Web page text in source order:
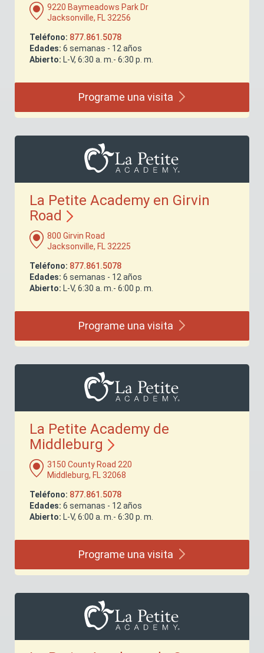
9220 Baymeadows Park Dr
Jacksonville, FL 32256
Teléfono: 877.861.5078
Edades: 6 semanas - 12 años
Abierto: L-V, 6:30 a. m.- 6:30 p. m.
Programe una visita
La Petite Academy en Girvin
Road
800 Girvin Road
Jacksonville, FL 32225
Teléfono: 877.861.5078
Edades: 6 semanas - 12 años
Abierto: L-V, 6:30 a. m.- 6:00 p. m.
Programe una visita
La Petite Academy de
Middleburg
3150 County Road 220
Middleburg, FL 32068
Teléfono: 877.861.5078
Edades: 6 semanas - 12 años
Abierto: L-V, 6:00 a. m.- 6:30 p. m.
Programe una visita